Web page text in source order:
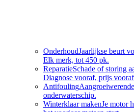
OnderhoudJaarlijkse beurt
Elk merk, tot 450 pk.
ReparatieSchade of storing
Diagnose vooraf, prijs
Antifouling
onderwaterschip.
Winterklaar makenJe motor